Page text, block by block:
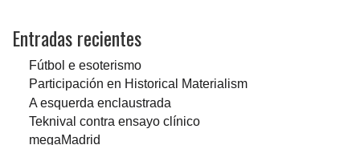
Entradas recientes
Fútbol e esoterismo
Participación en Historical Materialism
A esquerda enclaustrada
Teknival contra ensayo clínico
megaMadrid